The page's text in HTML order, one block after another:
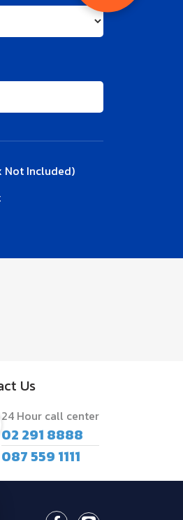
Not Included)
Us
24 Hour call center
02 291 8888
087 559 1111